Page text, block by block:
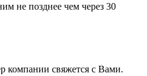
не позднее чем через 30
компании свяжется с Вами.